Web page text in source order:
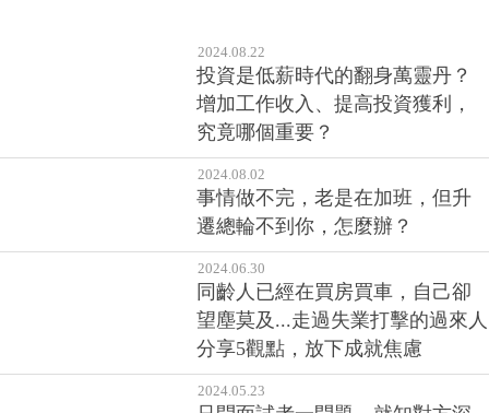
2024.08.22
投資是低薪時代的翻身萬靈丹？
增加工作收入、提高投資獲利，
究竟哪個重要？
2024.08.02
事情做不完，老是在加班，但升
遷總輪不到你，怎麼辦？
2024.06.30
同齡人已經在買房買車，自己卻
望塵莫及...走過失業打擊的過來人
分享5觀點，放下成就焦慮
2024.05.23